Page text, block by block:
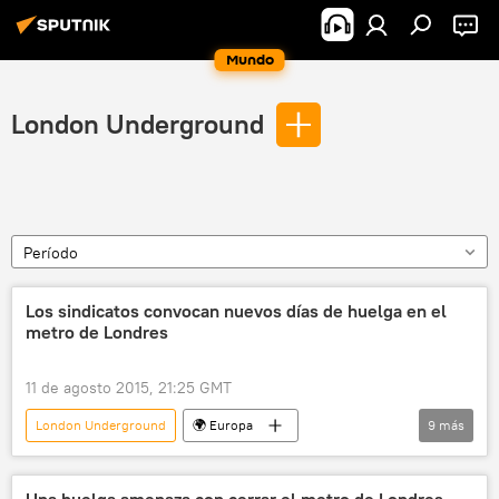
Mundo
London Underground
Período
Los sindicatos convocan nuevos días de huelga en el
metro de Londres
11 de agosto 2015, 21:25 GMT
London Underground
🌍 Europa
Internacional
Reino Unido
Londres
Boris Johnson
sindicatos
9 más